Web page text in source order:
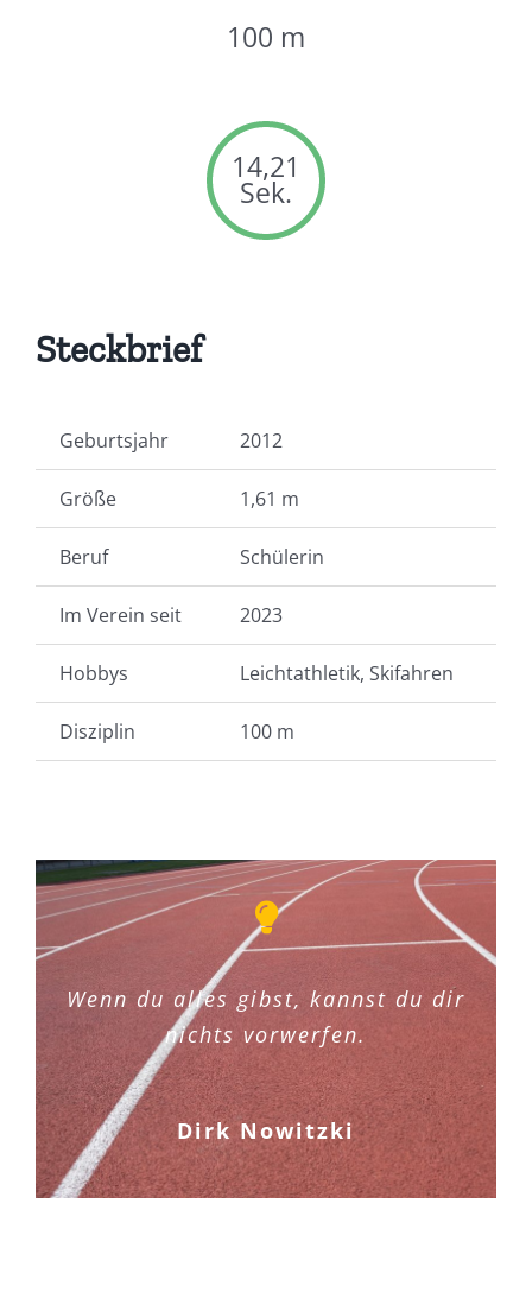
100 m
14,21
Sek.
Steckbrief
Geburtsjahr 2012
Größe 1,61 m
Beruf Schülerin
Im Verein seit 2023
Hobbys Leichtathletik, Skifahren
Disziplin 100 m
Wenn du alles gibst, kannst du dir
nichts vorwerfen.
Dirk Nowitzki